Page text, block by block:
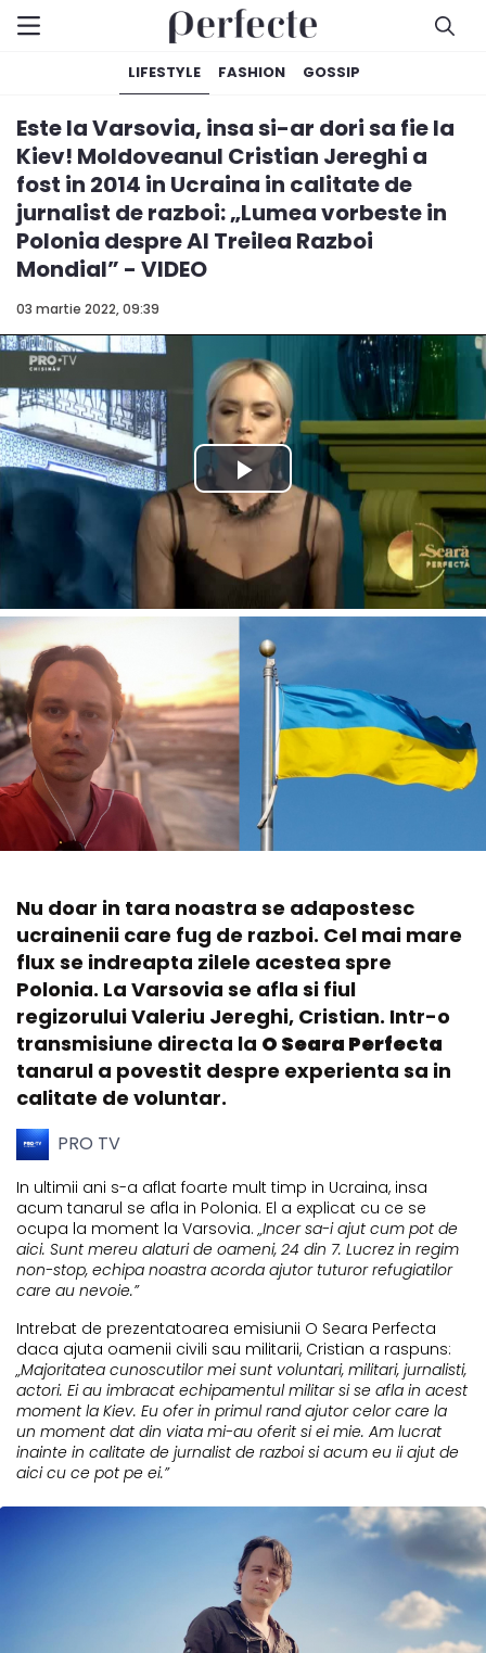
LIFESTYLE FASHION GOSSIP
03 martie 2022, 09:39
Este la Varsovia, insa si-ar dori sa fie la
Kiev! Moldoveanul Cristian Jereghi a
fost in 2014 in Ucraina in calitate de
jurnalist de razboi: „Lumea vorbeste in
Polonia despre Al Treilea Razboi
Mondial” - VIDEO
Nu doar in tara noastra se adapostesc
ucrainenii care fug de razboi. Cel mai mare
flux se indreapta zilele acestea spre
Polonia. La Varsovia se afla si fiul
regizorului Valeriu Jereghi, Cristian. Intr-o
transmisiune directa la O Seara Perfecta
tanarul a povestit despre experienta sa in
calitate de voluntar.
PRO TV
In ultimii ani s-a aflat foarte mult timp in Ucraina, insa
acum tanarul se afla in Polonia. El a explicat cu ce se
ocupa la moment la Varsovia. „Incer sa-i ajut cum pot de
aici. Sunt mereu alaturi de oameni, 24 din 7. Lucrez in regim
non-stop, echipa noastra acorda ajutor tuturor refugiatilor
care au nevoie.”
Intrebat de prezentatoarea emisiunii O Seara Perfecta
daca ajuta oamenii civili sau militarii, Cristian a raspuns:
„Majoritatea cunoscutilor mei sunt voluntari, militari, jurnalisti,
actori. Ei au imbracat echipamentul militar si se afla in acest
moment la Kiev. Eu ofer in primul rand ajutor celor care la
un moment dat din viata mi-au oferit si ei mie. Am lucrat
inainte in calitate de jurnalist de razboi si acum eu ii ajut de
aici cu ce pot pe ei.”